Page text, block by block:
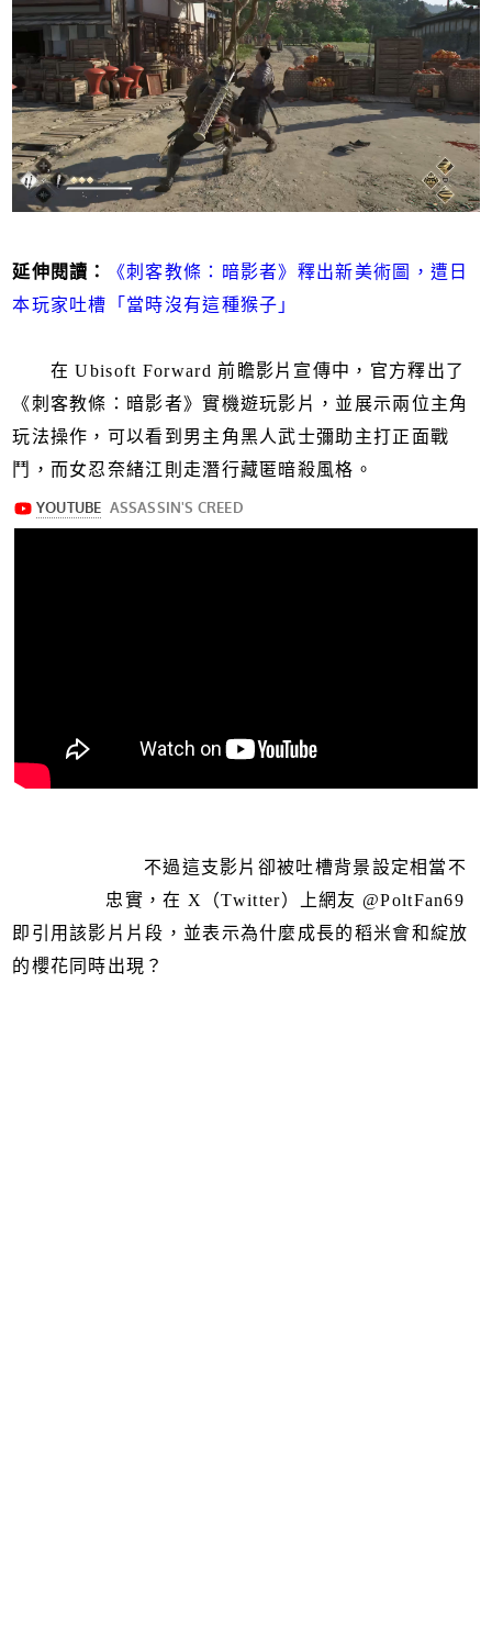
延伸閱讀：
《刺客教條：暗影者》釋出新美術圖，遭日
本玩家吐槽「當時沒有這種猴子」
在 Ubisoft Forward 前瞻影片宣傳中，官方釋出了
《刺客教條：暗影者》實機遊玩影片，並展示兩位主角
玩法操作，可以看到男主角黑人武士彌助主打正面戰
鬥，而女忍奈緒江則走潛行藏匿暗殺風格。
不過這支影片卻被吐槽背景設定相當不
忠實，在 X（Twitter）上網友 @PoltFan69
即引用該影片片段，並表示為什麼成長的稻米會和綻放
的櫻花同時出現？